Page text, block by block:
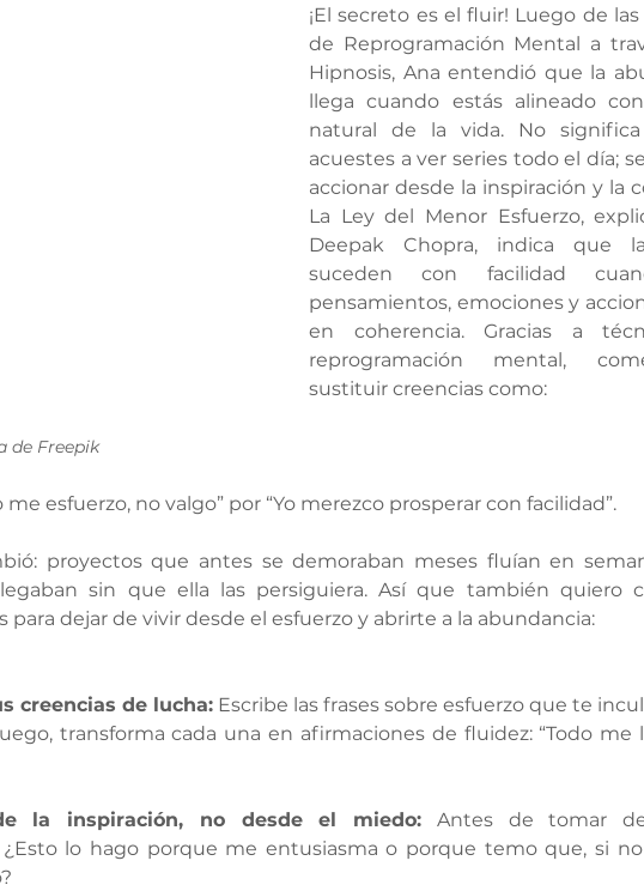
¡El secreto es el fluir! Luego de las
de Reprogramación Mental a
Hipnosis, Ana entendió que la
llega cuando estás alineado
natural de la vida. No
acuestes a ver series todo el día;
accionar desde la inspiración y la
La Ley del Menor Esfuerzo,
Deepak Chopra, indica que
suceden con facilidad
pensamientos, emociones y
en coherencia. Gracias a
reprogramación mental,
sustituir creencias como:
de Freepik
me esfuerzo, no valgo” por “Yo merezco prosperar con facilidad”.
proyectos que antes se demoraban meses fluían en
sin que ella las persiguiera. Así que también quiero
para dejar de vivir desde el esfuerzo y abrirte a la abundancia:
creencias de lucha: Escribe las frases sobre esfuerzo que te
transforma cada una en afirmaciones de fluidez: “Todo me
la inspiración, no desde el miedo: Antes de tomar
lo hago porque me entusiasma o porque temo que, si